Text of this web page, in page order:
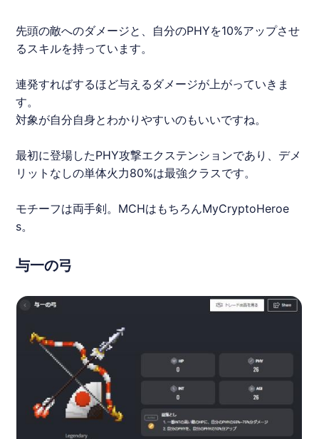
先頭の敵へのダメージと、自分のPHYを10%アップさせ
るスキルを持っています。
連発すればするほど与えるダメージが上がっていきま
す。
対象が自分自身とわかりやすいのもいいですね。
最初に登場したPHY攻撃エクステンションであり、デメ
リットなしの単体火力80%は最強クラスです。
モチーフは両手剣。MCHはもちろんMyCryptoHeroe
s。
与一の弓